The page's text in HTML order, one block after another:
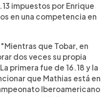
impuestos por Enrique
en una competencia en
que Tobar, en
dos veces su propia
primera fue de 16.18 y la
que Mathias está en
Iberoamericano